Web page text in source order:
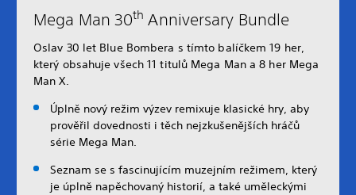
Mega Man 30th Anniversary Bundle
Oslav 30 let Blue Bombera s tímto balíčkem 19 her,
který obsahuje všech 11 titulů Mega Man a 8 her Mega
Man X.
Úplně nový režim výzev remixuje klasické hry, aby
prověřil dovednosti i těch nejzkušenějších hráčů
série Mega Man.
Seznam se s fascinujícím muzejním režimem, který
je úplně napěchovaný historií, a také uměleckými